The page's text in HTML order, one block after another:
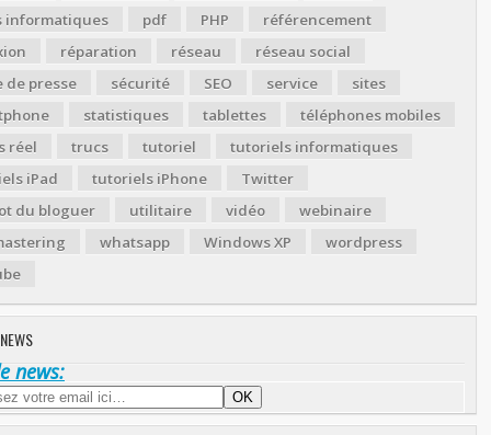
informatiques
pdf PHP
référencement
réparation réseau
réseau social
de presse
sécurité SEO service
sites
statistiques tablettes
téléphones mobiles
réel
trucs tutoriel
tutoriels informatiques
iPad
tutoriels iPhone
Twitter
du bloguer
utilitaire vidéo
webinaire
whatsapp Windows XP
wordpress
news: